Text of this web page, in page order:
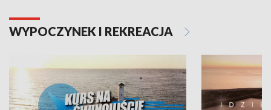
WYPOCZYNEK I REKREACJA